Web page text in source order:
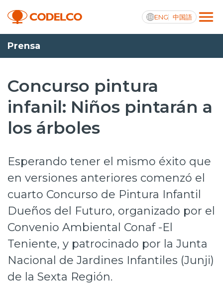
ENG 中国語
Transparencia activa
Nosotros
Operaciones
Sustentabilidad
Innovación
Inversionistas
Trabaja en Codelco
Transparencia activa
Prensa
Concurso pintura
infanil: Niños pintarán a
los árboles
Esperando tener el mismo éxito que
en versiones anteriores comenzó el
cuarto Concurso de Pintura Infantil
Dueños del Futuro, organizado por el
Convenio Ambiental Conaf -El
Teniente, y patrocinado por la Junta
Nacional de Jardines Infantiles (Junji)
de la Sexta Región.